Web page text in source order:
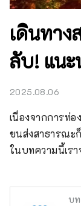
เดินทาง
ลับ! แนะ
2025.08.06
เนื่องจากการท่อ
ขนส่งสาธารณะ
ในบทความนี้เร
บ